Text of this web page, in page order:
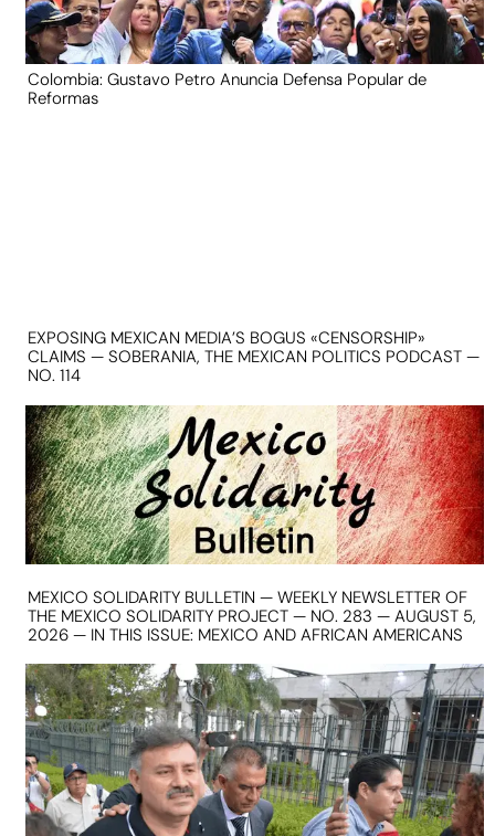
Colombia: Gustavo Petro Anuncia Defensa Popular de
Reformas
EXPOSING MEXICAN MEDIA’S BOGUS «CENSORSHIP»
CLAIMS — SOBERANIA, THE MEXICAN POLITICS PODCAST —
NO. 114
MEXICO SOLIDARITY BULLETIN — WEEKLY NEWSLETTER OF
THE MEXICO SOLIDARITY PROJECT — NO. 283 — AUGUST 5,
2026 — IN THIS ISSUE: MEXICO AND AFRICAN AMERICANS